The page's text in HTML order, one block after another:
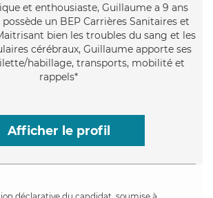
et enthousiaste, Guillaume a 9 ans
un BEP Carrières Sanitaires et
bien les troubles du sang et les
cérébraux, Guillaume apporte ses
habillage, transports, mobilité et
rappels*
Afficher le profil